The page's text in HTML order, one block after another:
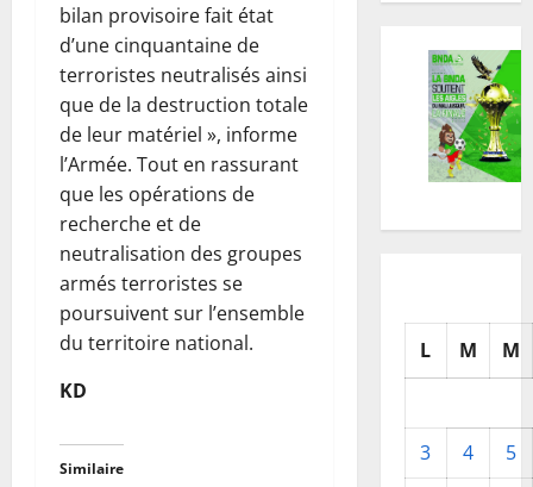
bilan provisoire fait état
d’une cinquantaine de
terroristes neutralisés ainsi
que de la destruction totale
de leur matériel », informe
l’Armée. Tout en rassurant
que les opérations de
recherche et de
neutralisation des groupes
armés terroristes se
poursuivent sur l’ensemble
du territoire national.
KD
Similaire
L M M
3 4
5